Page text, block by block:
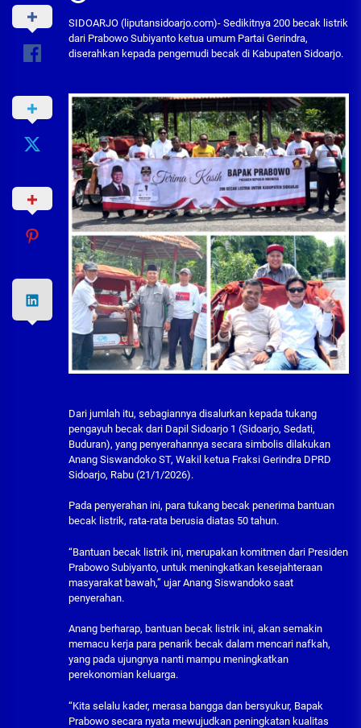
SIDOARJO (liputansidoarjo.com)- Sedikitnya 200 becak listrik
dari Prabowo Subiyanto ketua umum Partai Gerindra,
diserahkan kepada pengemudi becak di Kabupaten Sidoarjo.
Dari jumlah itu, sebagiannya disalurkan kepada tukang
pengayuh becak dari Dapil Sidoarjo 1 (Sidoarjo, Sedati,
Buduran), yang penyerahannya secara simbolis dilakukan
Anang Siswandoko ST, Wakil ketua Fraksi Gerindra DPRD
Sidoarjo, Rabu (21/1/2026).
Pada penyerahan ini, para tukang becak penerima bantuan
becak listrik, rata-rata berusia diatas 50 tahun.
“Bantuan becak listrik ini, merupakan komitmen dari Presiden
Prabowo Subiyanto, untuk meningkatkan kesejahteraan
masyarakat bawah,” ujar Anang Siswandoko saat
penyerahan.
Anang berharap, bantuan becak listrik ini, akan semakin
memacu kerja para penarik becak dalam mencari nafkah,
yang pada ujungnya nanti mampu meningkatkan
perekonomian keluarga.
“Kita selalu kader, merasa bangga dan bersyukur, Bapak
Prabowo secara nyata mewujudkan peningkatan kualitas